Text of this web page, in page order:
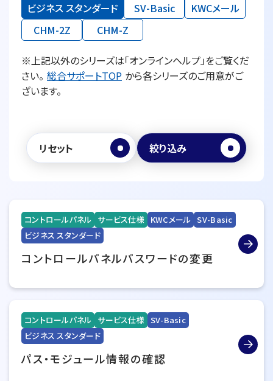
ビジネス スタンダード SV-Basic
KWCメール
CHM-2Z
CHM-Z
※上記以外のシリーズは「オンラインヘルプ」をご覧くだ
さい。 総合サポートTOP から各シリーズのご用意がご
ざいます。
リセット 絞り込み
コントロールパネル サービス仕様 KWCメール SV-Basic
ビジネス スタンダード
コントロールパネルパスワードの変更
コントロールパネル サービス仕様 SV-Basic
ビジネス スタンダード
パス・モジュール情報の確認